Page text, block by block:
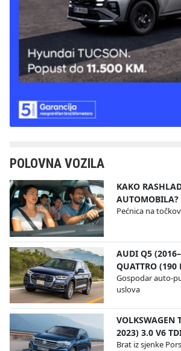
POLOVNA VOZILA
KAKO
AUTOMOBILA?
Pećnica na
AUDI Q5
QUATTRO (190
Gospodar auto-
uslova
VOLKSWAGEN
2023) 3.0 V6
Brat iz sjenke